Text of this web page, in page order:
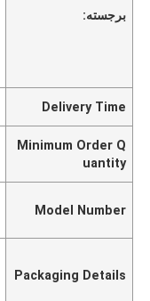
برجسته:
Delivery Time
Minimum Order Q
uantity
Model Number
Packaging Details